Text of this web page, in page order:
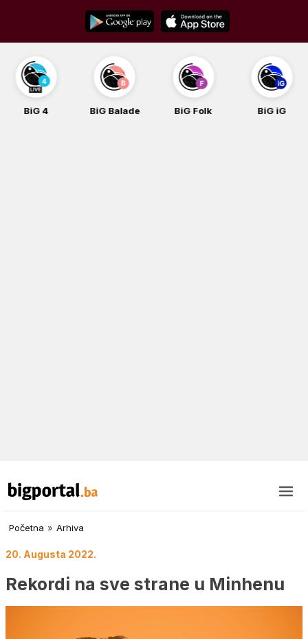
content
BiG 4 BiG Balade BiG Folk BiG iG
Početna » Arhiva
20. Augusta 2022.
Rekordi na sve strane u Minhenu